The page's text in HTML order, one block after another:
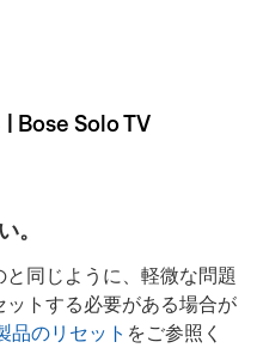
Bose Solo TV
。
同じように、軽微な問題
トする必要がある場合が
品のリセット をご参照く